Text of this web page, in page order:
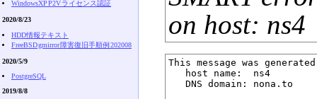
on host: ns4
This message was
   host name:  ns4
   DNS domain: nona.to
WindowsXP P2V ライセンス認証
2020/8/23
HDD情報テキスト
FreeBSD gmirror 障害復旧手順例 202008
2020/5/9
PostgreSQL
2019/8/8